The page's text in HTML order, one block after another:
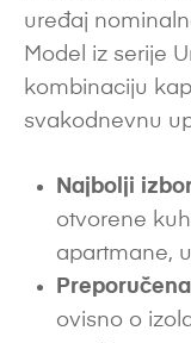
uređaj
Model iz serije
kombinaciju
svakodnevnu
Najbolji
otvorene
apartmane,
ovisno o